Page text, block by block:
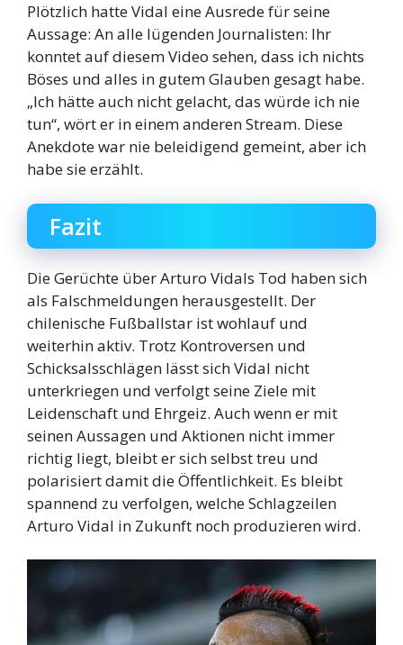
Plötzlich hatte Vidal eine Ausrede für seine
Aussage: An alle lügenden Journalisten: Ihr
konntet auf diesem Video sehen, dass ich nichts
Böses und alles in gutem Glauben gesagt habe.
„Ich hätte auch nicht gelacht, das würde ich nie
tun“, wört er in einem anderen Stream. Diese
Anekdote war nie beleidigend gemeint, aber ich
habe sie erzählt.
Fazit
Die Gerüchte über Arturo Vidals Tod haben sich
als Falschmeldungen herausgestellt. Der
chilenische Fußballstar ist wohlauf und
weiterhin aktiv. Trotz Kontroversen und
Schicksalsschlägen lässt sich Vidal nicht
unterkriegen und verfolgt seine Ziele mit
Leidenschaft und Ehrgeiz. Auch wenn er mit
seinen Aussagen und Aktionen nicht immer
richtig liegt, bleibt er sich selbst treu und
polarisiert damit die Öffentlichkeit. Es bleibt
spannend zu verfolgen, welche Schlagzeilen
Arturo Vidal in Zukunft noch produzieren wird.